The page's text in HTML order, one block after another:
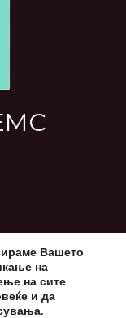
Вашето
на
на сите
и да
.